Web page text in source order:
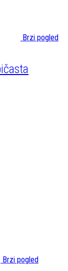
Brzi pogled
Brzi pogled